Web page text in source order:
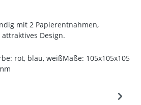
mit 2 Papierentnahmen,
Design.
rot, blau, weißMaße: 105x105x105